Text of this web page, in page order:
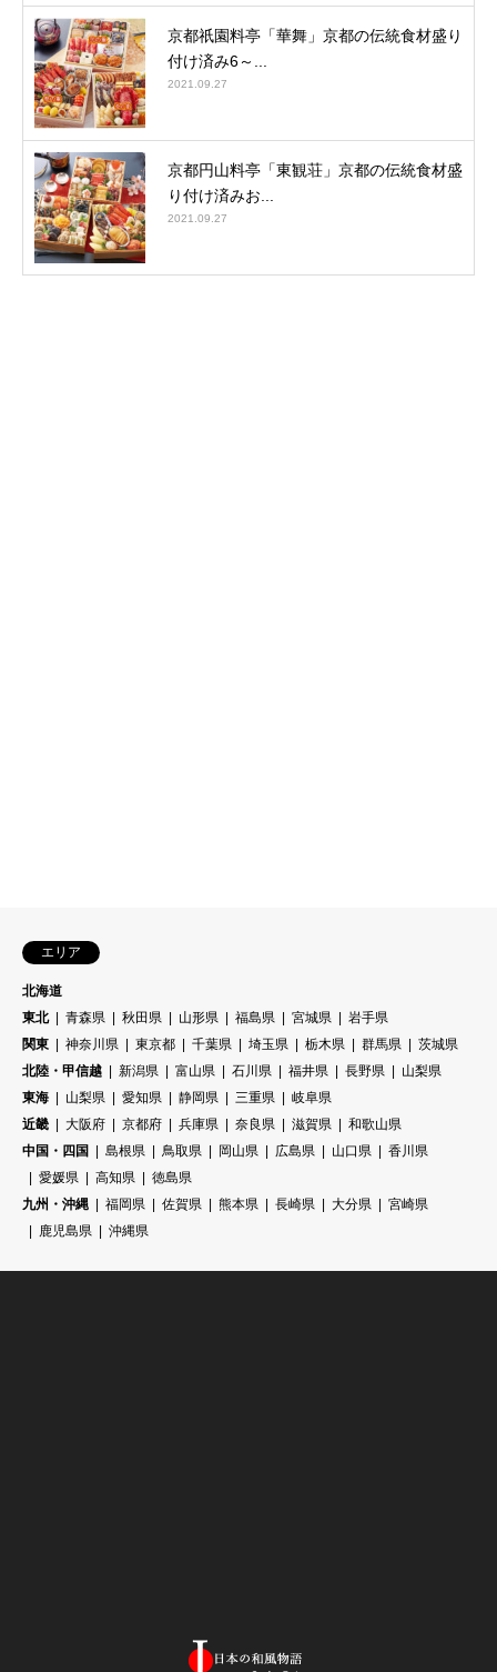
京都祇園料亭「華舞」京都の伝統食材盛り
付け済み6～...
2021.09.27
京都円山料亭「東観荘」京都の伝統食材盛
り付け済みお...
2021.09.27
エリア
北海道
東北
青森県 秋田県 山形県 福島県 宮城県
岩手県
関東
神奈川県 東京都 千葉県 埼玉県 栃木県 群馬県
茨城県
北陸・甲信越
新潟県 富山県 石川県 福井県 長野県
山梨県
東海
山梨県 愛知県 静岡県 三重県
岐阜県
近畿
大阪府 京都府 兵庫県 奈良県 滋賀県
和歌山県
中国・四国
島根県 鳥取県 岡山県 広島県 山口県
香川県
愛媛県
高知県
徳島県
九州・沖縄
福岡県 佐賀県 熊本県 長崎県 大分県
宮崎県
鹿児島県
沖縄県